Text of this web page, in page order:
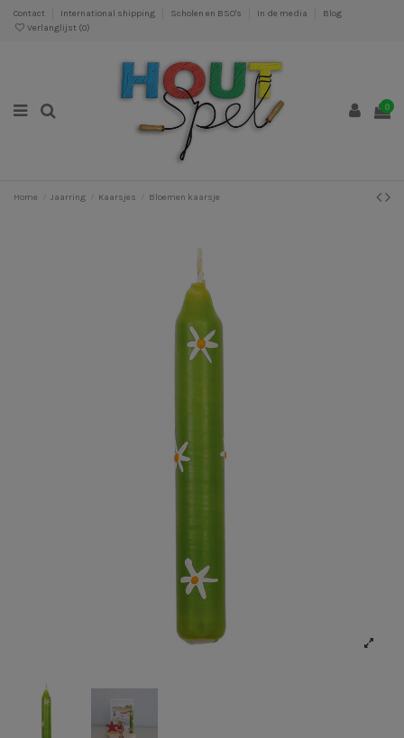
Contact International shipping Scholen en BSO's In de media
Blog
Verlanglijst (0)
0
Home Jaarring Kaarsjes Bloemen kaarsje